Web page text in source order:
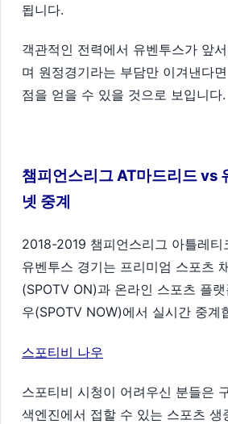
됩니다.
객관적인 전력에서 유벤투스가 앞
며 원정경기라는 부담만 이겨낸다
점을 얻을 수 있을 것으로 보입니다.
챔피언스리그 AT마드리드 vs
넷 중계
2018-2019 챔피언스리그 아틀레티
유벤투스 경기는 프리미엄 스포츠
(SPOTV ON)과 온라인 스포츠 플
우(SPOTV NOW)에서 실시간 중계
스포티비 나우
스포티비 시청이 어려우신 분들은
색엔진에서 접할 수 있는 스포츠 생